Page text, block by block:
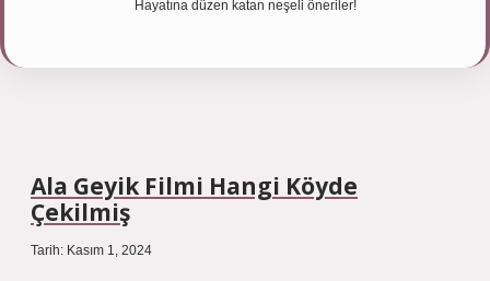
Hayatına düzen katan neşeli öneriler!
Ala Geyik Filmi Hangi Köyde
Çekilmiş
Tarih: Kasım 1, 2024